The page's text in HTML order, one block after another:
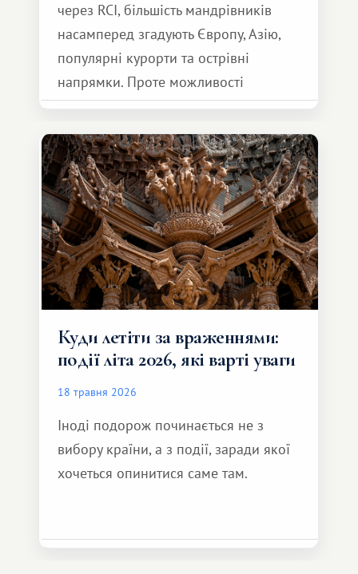
через RCI, більшість мандрівників
насамперед згадують Європу, Азію,
популярні курорти та острівні
напрямки. Проте можливості
обмінної системи значно ширші.
Серед них є і Африка – континент,
який здатний подарувати зовсім
інший формат подорожі.
Куди летіти за враженнями:
події літа 2026, які варті уваги
18 травня 2026
Іноді подорож починається не з
вибору країни, а з події, заради якої
хочеться опинитися саме там.